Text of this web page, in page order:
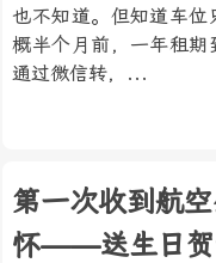
也不知道。但知道车
概半个月前，一年租
通过微信转，...
第一次收到航
怀——送生日